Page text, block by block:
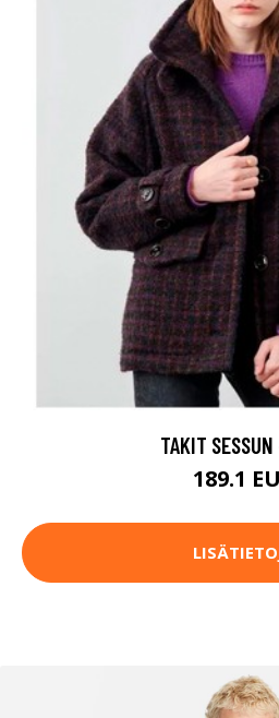
TAKIT
189.1